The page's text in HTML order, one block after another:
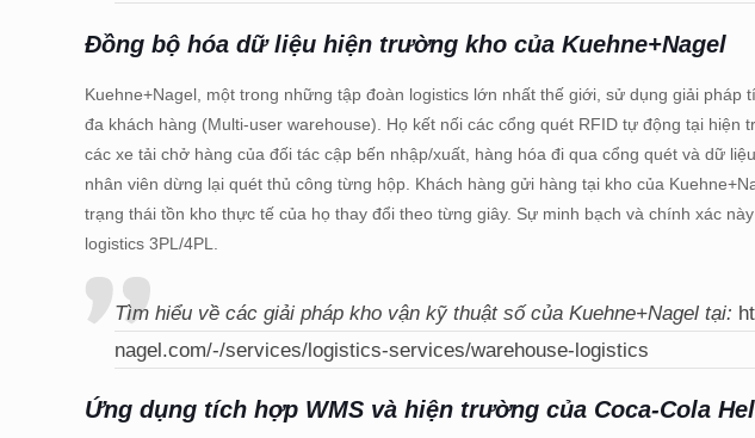
Đồng bộ hóa dữ liệu hiện trường kho của Kuehne+Nagel
Kuehne+Nagel, một trong những tập đoàn logistics lớn nhất thế giới, sử dụng giải
đa khách hàng (Multi-user warehouse). Họ kết nối các cổng quét RFID tự động tại
các xe tải chở hàng của đối tác cập bến nhập/xuất, hàng hóa đi qua cổng quét và dữ
nhân viên dừng lại quét thủ công từng hộp. Khách hàng gửi hàng tại kho của
trạng thái tồn kho thực tế của họ thay đổi theo từng giây. Sự minh bạch và chính xác
logistics 3PL/4PL.
Tìm hiểu về các giải pháp kho vận kỹ thuật số của Kuehne+Nagel tại:
nagel.com/-/services/logistics-services/warehouse-logistics
Ứng dụng tích hợp WMS và hiện trường của Coca-Cola